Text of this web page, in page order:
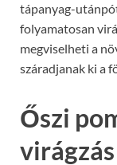
tápanyag-
folyamatosan
megviselheti a
száradjanak ki a
Őszi